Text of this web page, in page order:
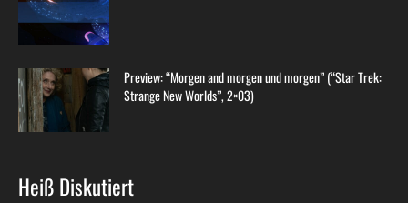
Preview: “Morgen and morgen und morgen” (“Star Trek:
Strange New Worlds”, 2×03)
Heiß Diskutiert